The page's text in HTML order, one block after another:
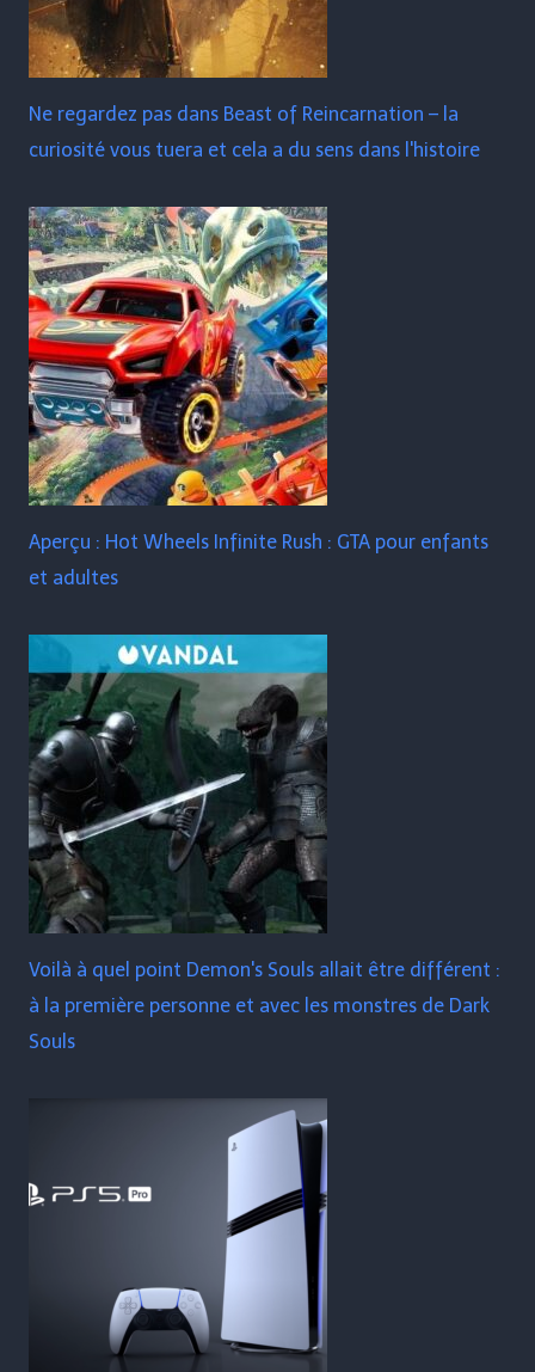
Ne regardez pas dans Beast of Reincarnation – la
curiosité vous tuera et cela a du sens dans l'histoire
Aperçu : Hot Wheels Infinite Rush : GTA pour enfants
et adultes
Voilà à quel point Demon's Souls allait être différent :
à la première personne et avec les monstres de Dark
Souls